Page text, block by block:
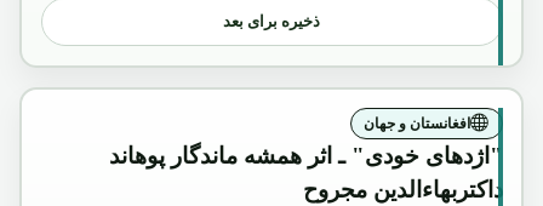
ذخیره برای بعد
افغانستان و جهان
"اژدهای خودی" ـ اثر همشه ماندگار پوهاند
داکتربهاءالدین مجروح